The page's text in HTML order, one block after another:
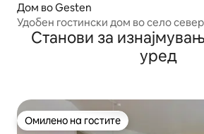
Дом во Gesten
Удобен гостински дом во село
Станови за
уред
Омилено на гостите
Омилено на гостите